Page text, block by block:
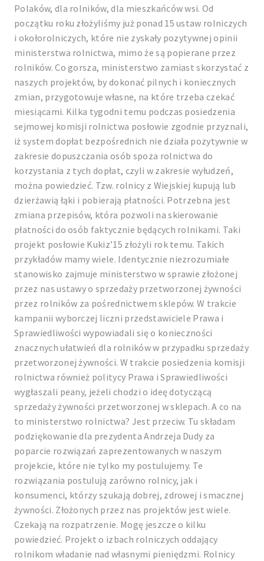
Polaków, dla rolników, dla mieszkańców wsi. Od
początku roku złożyliśmy już ponad 15 ustaw rolniczych
i okołorolniczych, które nie zyskały pozytywnej opinii
ministerstwa rolnictwa, mimo że są popierane przez
rolników. Co gorsza, ministerstwo zamiast skorzystać z
naszych projektów, by dokonać pilnych i koniecznych
zmian, przygotowuje własne, na które trzeba czekać
miesiącami. Kilka tygodni temu podczas posiedzenia
sejmowej komisji rolnictwa posłowie zgodnie przyznali,
iż system dopłat bezpośrednich nie działa pozytywnie w
zakresie dopuszczania osób spoza rolnictwa do
korzystania z tych dopłat, czyli w zakresie wyłudzeń,
można powiedzieć. Tzw. rolnicy z Wiejskiej kupują lub
dzierżawią łąki i pobierają płatności. Potrzebna jest
zmiana przepisów, która pozwoli na skierowanie
płatności do osób faktycznie będących rolnikami. Taki
projekt posłowie Kukiz’15 złożyli rok temu. Takich
przykładów mamy wiele. Identycznie niezrozumiałe
stanowisko zajmuje ministerstwo w sprawie złożonej
przez nas ustawy o sprzedaży przetworzonej żywności
przez rolników za pośrednictwem sklepów. W trakcie
kampanii wyborczej liczni przedstawiciele Prawa i
Sprawiedliwości wypowiadali się o konieczności
znacznych ułatwień dla rolników w przypadku sprzedaży
przetworzonej żywności. W trakcie posiedzenia komisji
rolnictwa również politycy Prawa i Sprawiedliwości
wygłaszali peany, jeżeli chodzi o ideę dotyczącą
sprzedaży żywności przetworzonej w sklepach. A co na
to ministerstwo rolnictwa? Jest przeciw. Tu składam
podziękowanie dla prezydenta Andrzeja Dudy za
poparcie rozwiązań zaprezentowanych w naszym
projekcie, które nie tylko my postulujemy. Te
rozwiązania postulują zarówno rolnicy, jak i
konsumenci, którzy szukają dobrej, zdrowej i smacznej
żywności. Złożonych przez nas projektów jest wiele.
Czekają na rozpatrzenie. Mogę jeszcze o kilku
powiedzieć. Projekt o izbach rolniczych oddający
rolnikom władanie nad własnymi pieniędzmi. Rolnicy